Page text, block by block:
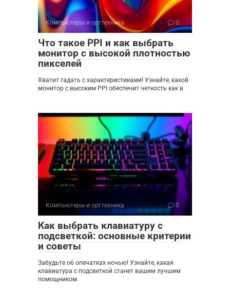
Компьютеры и оргтехника 0
Что такое PPI и как выбрать
монитор с высокой плотностью
пикселей
Хватит гадать с характеристиками! Узнайте, какой
монитор с высоким PPI обеспечит четкость как в
Компьютеры и оргтехника 0
Как выбрать клавиатуру с
подсветкой: основные критерии
и советы
Забудьте об опечатках ночью! Узнайте, какая
клавиатура с подсветкой станет вашим лучшим
помощником.